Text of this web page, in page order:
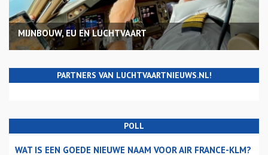
MIJNBOUW, EU EN LUCHTVAART
PARTNERS VAN LUCHTVAARTNIEUWS.NL!
POLL
WAT IS EEN GOEDE NIEUWE NAAM VOOR AIR FRANCE-KLM?